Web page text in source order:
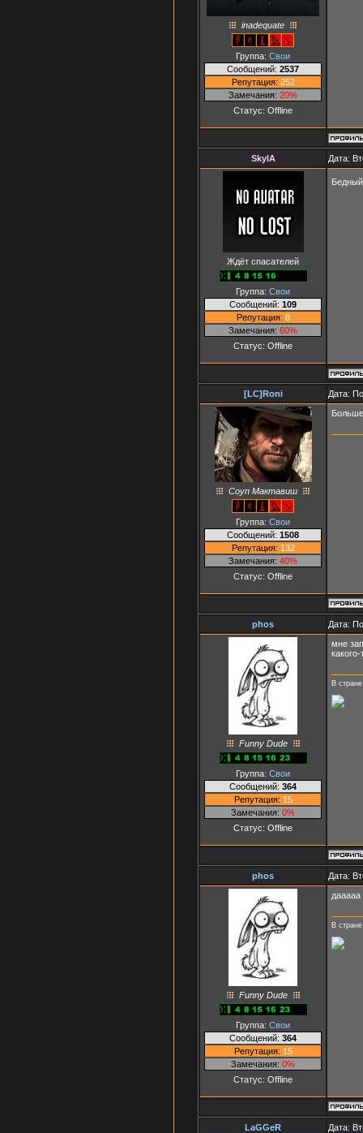
inadequate
Группа: Свои
Сообщений: 2537
Репутация: 252
Замечания: 20%
Статус: Offline
SkylA Дата:
Ждёт спасателей
Группа: Свои
Сообщений: 109
Репутация: 8
Замечания: 60%
Статус: Offline
[LC]Roni Дата:
Соуп Мактавиш
Группа: Свои
Сообщений: 1508
Репутация: 132
Замечания: 40%
Статус: Offline
phos Дата:
Funny Dude
Группа: Свои
Сообщений: 364
Репутация: 15
Замечания: 0%
Статус: Offline
мне
В
phos Дата:
Funny Dude
Группа: Свои
Сообщений: 364
Репутация: 15
Замечания: 0%
Статус: Offline
дааааа
В
LaGGeR Дата: